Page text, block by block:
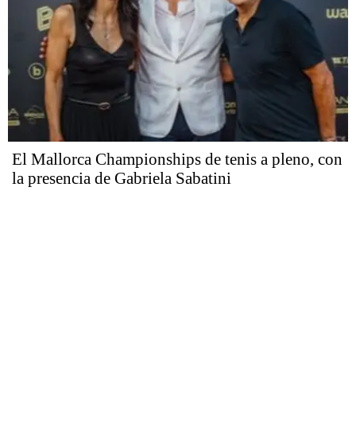
El Mallorca Championships de tenis a pleno, con
la presencia de Gabriela Sabatini